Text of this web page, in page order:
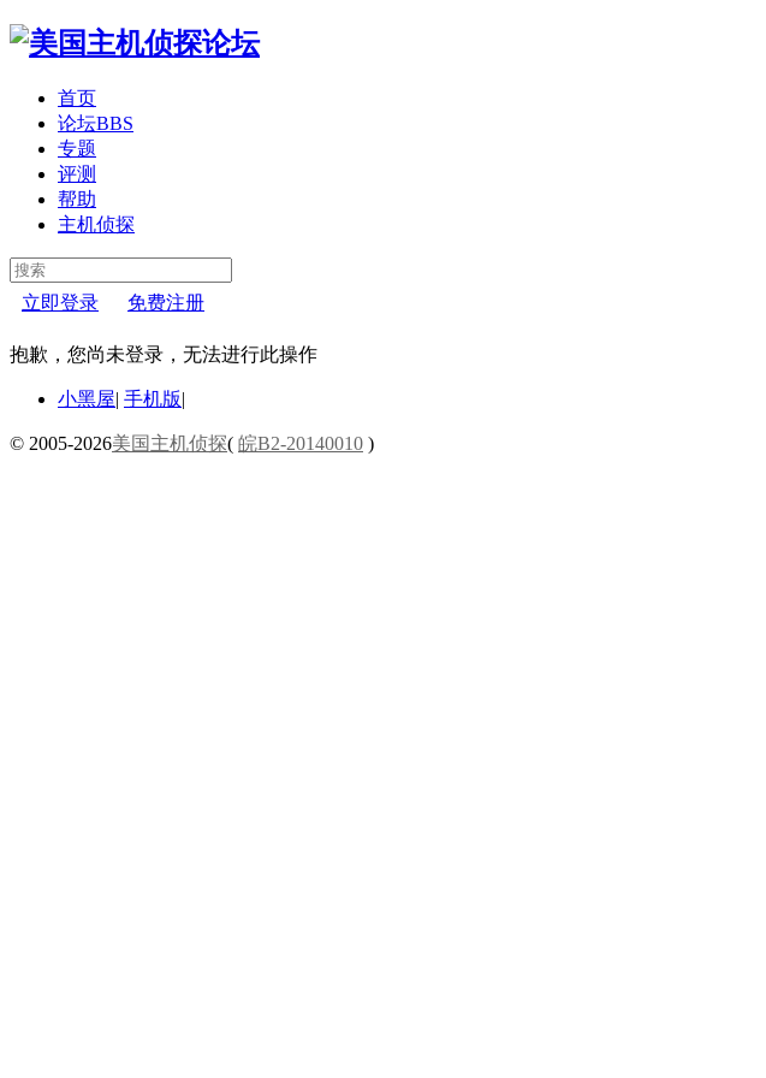
首页
论坛BBS
专题
评测
帮助
主机侦探
立即登录 免费注册
抱歉，您尚未登录，无法进行此操作
小黑屋| 手机版|
© 2005-2026美国主机侦探( 皖B2-20140010 )